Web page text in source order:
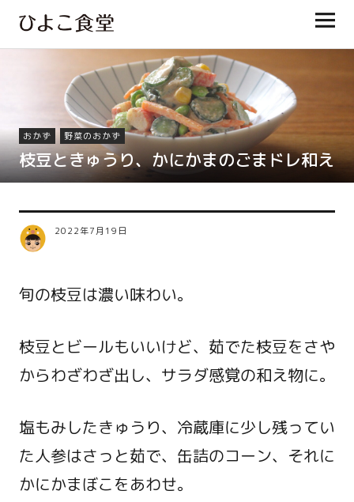
ひよこ食堂
おかず 野菜のおかず
枝豆ときゅうり、かにかまのごまドレ和え
2022年7月19日
旬の枝豆は濃い味わい。
枝豆とビールもいいけど、茹でた枝豆をさや
からわざわざ出し、サラダ感覚の和え物に。
塩もみしたきゅうり、冷蔵庫に少し残ってい
た人参はさっと茹で、缶詰のコーン、それに
かにかまぼこをあわせ。